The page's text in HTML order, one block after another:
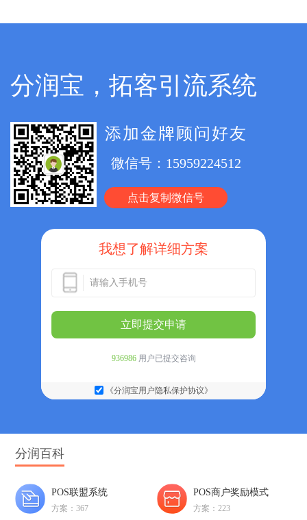
分润宝，拓客引流系统
添加金牌顾问好友
微信号： 15959224512
点击复制微信号
我想了解详细方案
立即提交申请
936986用户已提交咨询
《分润宝用户隐私保护协议》
分润百科
POS联盟系统
方案：367
POS商户奖励模式
方案：223